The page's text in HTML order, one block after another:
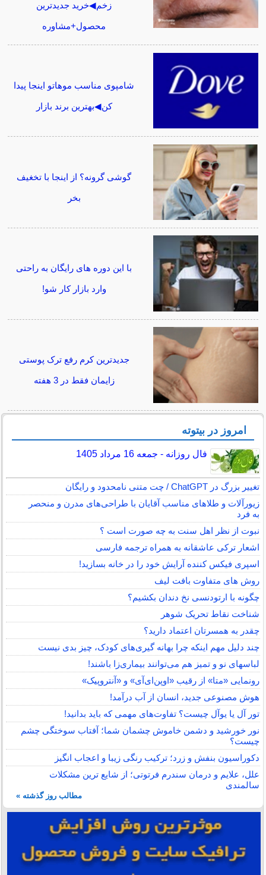
زخم◀خرید جدیدترین
محصول+مشاوره
شامپوی مناسب موهاتو اینجا پیدا
کن◀بهترین برند بازار
گوشی گرونه؟ از اینجا با تخغیف
بخر
با این دوره های رایگان به راحتی
وارد بازار کار شو!
جدیدترین کرم رفع ترک پوستی
زایمان فقط در 3 هفته
امروز در بیتوته
فال روزانه - جمعه 16 مرداد 1405
تغییر بزرگ در ChatGPT / چت متنی نامحدود و رایگان
زیورآلات و طلاهای مناسب آقایان با طراحی‌های مدرن و منحصر
به فرد
نبوت از نظر اهل سنت به چه صورت است ؟
اشعار ترکی عاشقانه به همراه ترجمه فارسی
اسپری فیکس کننده آرایش خود را در خانه بسازید!
روش های متفاوت بافت لیف
چگونه با ارتودنسی نخ دندان بکشیم؟
شناخت نقاط تحریک شوهر
چقدر به همسرتان اعتماد دارید؟
چند دلیل مهم اینکه چرا بهانه گیری‌های کودک، چیز بدی نیست
لباس‎های نو و تمیز هم می‌توانند بیماری‌زا باشند!
رونمایی «متا» از رقیب «اوپن‌ای‌آی» و «آنتروپیک»
هوش مصنوعی جدید، انسان از آب درآمد!
تور آل یا یوآل چیست؟ تفاوت‌های مهمی که باید بدانید!
نور خورشید و دشمن خاموش چشمان شما؛ آفتاب سوختگی چشم
چیست؟
دکوراسیون بنفش و زرد؛ ترکیب رنگی زیبا و اعجاب انگیز
علل، علایم و درمان سندرم فرتوتی؛ از شایع ترین مشکلات
سالمندی
مطالب روز گذشته »